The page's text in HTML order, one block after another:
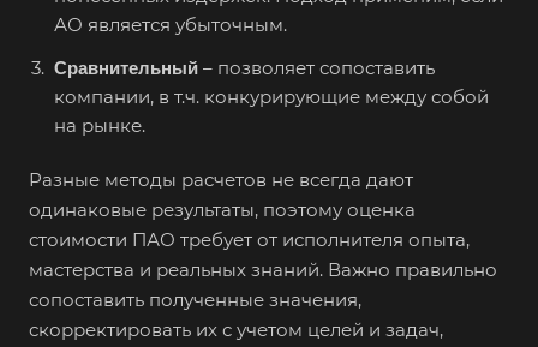
АО является убыточным.
Сравнительный – позволяет сопоставить
компании, в т.ч. конкурирующие между собой
на рынке.
Разные методы расчетов не всегда дают
одинаковые результаты, поэтому оценка
стоимости ПАО требует от исполнителя опыта,
мастерства и реальных знаний. Важно правильно
сопоставить полученные значения,
скорректировать их с учетом целей и задач,
Апатиты
Арамиль
Арзамас
Асино
Астрахань
Ахтубинск